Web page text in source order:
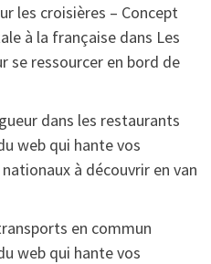
les croisières – Concept
à la françaisedans Les
se ressourcer en bord de
dans les restaurants
web qui hante vos
nationaux à découvrir en van
en commun
web qui hante vos